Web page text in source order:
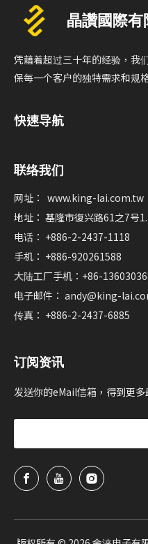
凭藉着超过三十年的经验，我
保每一个客户的独特需求和规
快速导航
联络我们
网址： www.king-lai.com.tw
地址： 基隆市復兴路61之7号
电话： +886-2-2437-1118
手机： +886-920261588
大陆工厂手机：+86-
电子邮件： andy@king-
传真： +886-2-2437-6885
订阅资讯
发送你的eMail信箱，得到更多